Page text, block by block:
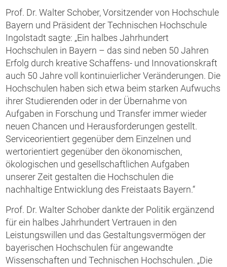
Prof. Dr. Walter Schober, Vorsitzender von Hochschule
Bayern und Präsident der Technischen Hochschule
Ingolstadt sagte: „Ein halbes Jahrhundert
Hochschulen in Bayern – das sind neben 50 Jahren
Erfolg durch kreative Schaffens- und Innovationskraft
auch 50 Jahre voll kontinuierlicher Veränderungen. Die
Hochschulen haben sich etwa beim starken Aufwuchs
ihrer Studierenden oder in der Übernahme von
Aufgaben in Forschung und Transfer immer wieder
neuen Chancen und Herausforderungen gestellt.
Serviceorientiert gegenüber dem Einzelnen und
wertorientiert gegenüber den ökonomischen,
ökologischen und gesellschaftlichen Aufgaben
unserer Zeit gestalten die Hochschulen die
nachhaltige Entwicklung des Freistaats Bayern.“
Prof. Dr. Walter Schober dankte der Politik ergänzend
für ein halbes Jahrhundert Vertrauen in den
Leistungswillen und das Gestaltungsvermögen der
bayerischen Hochschulen für angewandte
Wissenschaften und Technischen Hochschulen. „Die